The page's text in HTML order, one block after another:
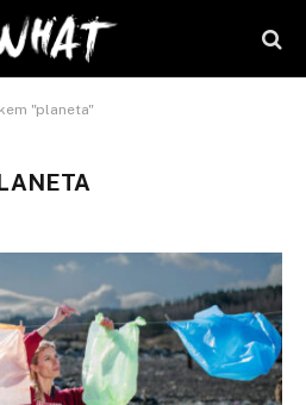
"planeta"